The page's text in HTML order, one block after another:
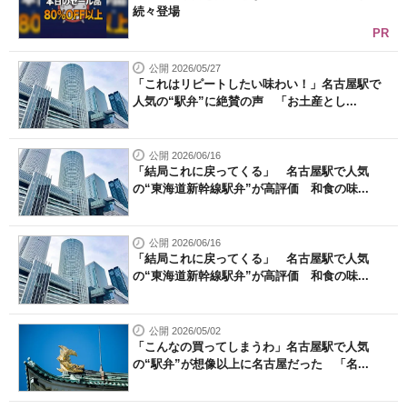
続々登場
PR
公開 2026/05/27
「これはリピートしたい味わい！」名古屋駅で
人気の“駅弁”に絶賛の声 「お土産とし...
公開 2026/06/16
「結局これに戻ってくる」 名古屋駅で人気
の“東海道新幹線駅弁”が高評価 和食の味...
公開 2026/06/16
「結局これに戻ってくる」 名古屋駅で人気
の“東海道新幹線駅弁”が高評価 和食の味...
公開 2026/05/02
「こんなの買ってしまうわ」名古屋駅で人気
の“駅弁”が想像以上に名古屋だった 「名...